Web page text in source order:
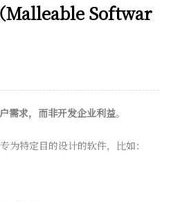
Malleable Softwar
需求，而非开发企业利益。
特定目的设计的软件，比如：